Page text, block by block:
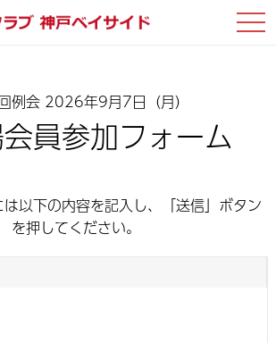
ナ
ビ
例会 2026年9月7日（月）
員参加フォーム
以下の内容を記入し、「送信」ボタン
を押してください。